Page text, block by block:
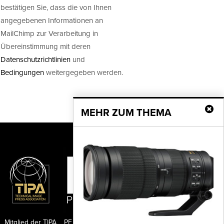
bestätigen Sie, dass die von Ihnen
angegebenen Informationen an
MailChimp zur Verarbeitung in
Übereinstimmung mit deren
Datenschutzrichtlinien und
Bedingungenweitergegeben werden.
MEHR ZUM THEMA
PF Publishing GmbH
Mitglied der TIPA